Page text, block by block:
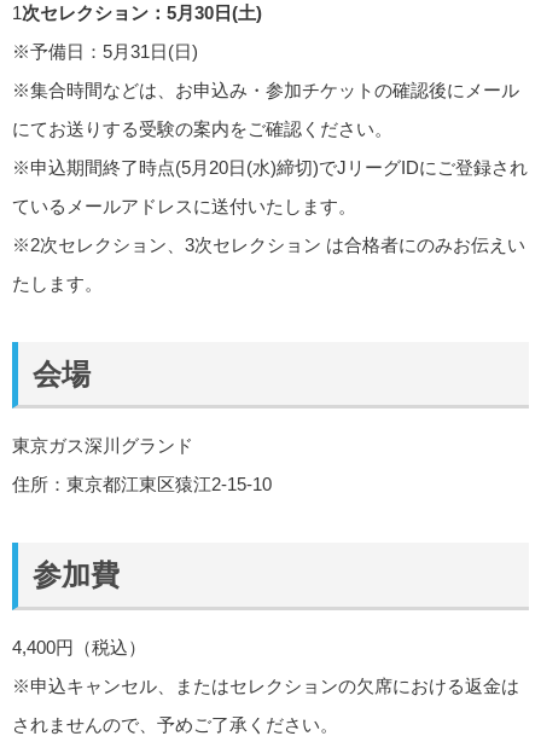
1次セレクション：5月30日(土)
※予備日：5月31日(日)
※集合時間などは、お申込み・参加チケットの確認後にメール
にてお送りする受験の案内をご確認ください。
※申込期間終了時点(5月20日(水)締切)でJリーグIDにご登録され
ているメールアドレスに送付いたします。
※2次セレクション、3次セレクション は合格者にのみお伝えい
たします。
会場
東京ガス深川グランド
住所：東京都江東区猿江2-15-10
参加費
4,400円（税込）
※申込キャンセル、またはセレクションの欠席における返金は
されませんので、予めご了承ください。